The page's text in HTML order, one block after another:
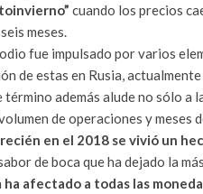
cuando los precios
meses.
fue impulsado por varios
de estas en Rusia,
además alude no sólo a
de operaciones y meses
en el 2018 se vivió un
de boca que ha dejado la
ha afectado a todas las